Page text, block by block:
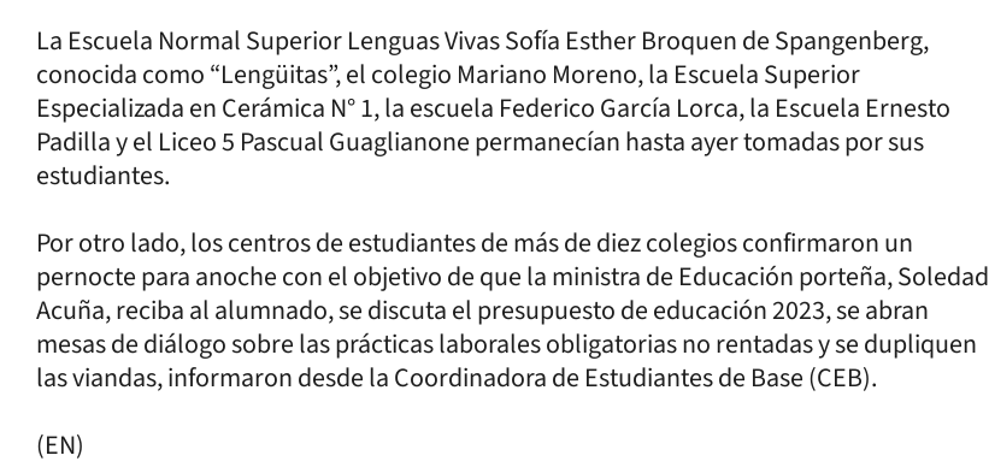
La Escuela Normal Superior Lenguas Vivas Sofía Esther Broquen de Spangenberg,
conocida como “Lengüitas”, el colegio Mariano Moreno, la Escuela Superior
Especializada en Cerámica N° 1, la escuela Federico García Lorca, la Escuela Ernesto
Padilla y el Liceo 5 Pascual Guaglianone permanecían hasta ayer tomadas por sus
estudiantes.
Por otro lado, los centros de estudiantes de más de diez colegios confirmaron un
pernocte para anoche con el objetivo de que la ministra de Educación porteña, Soledad
Acuña, reciba al alumnado, se discuta el presupuesto de educación 2023, se abran
mesas de diálogo sobre las prácticas laborales obligatorias no rentadas y se dupliquen
las viandas, informaron desde la Coordinadora de Estudiantes de Base (CEB).
(EN)